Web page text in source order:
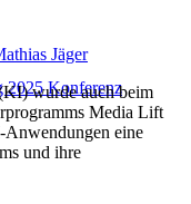
Konferenz
Jäger
wurde auch beim
Media Lift
Anwendungen eine
und ihre